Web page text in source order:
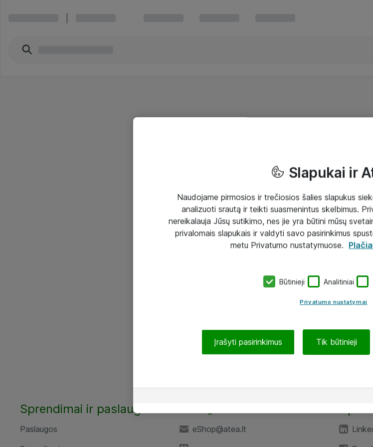
Sprendimai ir paslaugos
Paslaugos
eShop@atea.lt
Slapukai ir
Naudojame pirmosios ir trečiosios šalies slapukus
analizuoti srautą ir teikti suasmenintus skelbimus.
nereikalauja Jūsų sutikimo, nes jie yra būtini mūsų
privalomais slapukais ir valdyti savo pasirinkimus
metu Privatumo nustatymuose.
Būtinieji Analitiniai
Privatumo nustatymai
Įrašyti pasirinkimus Tik būtinieji